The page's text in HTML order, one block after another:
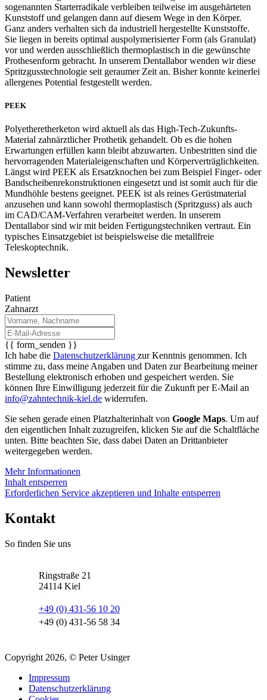
sogenannten Starterradikale verbleiben teilweise im ausgehärteten
Kunststoff und gelangen dann auf diesem Wege in den Körper.
Ganz anders verhalten sich da industriell hergestellte Kunststoffe.
Sie liegen in bereits optimal auspolymerisierter Form (als Granulat)
vor und werden ausschließlich thermoplastisch in die gewünschte
Prothesenform gebracht. In unserem Dentallabor wenden wir diese
Spritzgusstechnologie seit geraumer Zeit an. Bisher konnte keinerlei
allergenes Potential festgestellt werden.
PEEK
Polyetheretherketon wird aktuell als das High-Tech-Zukunfts-
Material zahnärztlicher Prothetik gehandelt. Ob es die hohen
Erwartungen erfüllen kann bleibt abzuwarten. Unbestritten sind die
hervorragenden Materialeigenschaften und Körperverträglichkeiten.
Längst wird PEEK als Ersatzknochen bei zum Beispiel Finger- oder
Bandscheibenrekonstruktionen eingesetzt und ist somit auch für die
Mundhöhle bestens geeignet. PEEK ist als reines Gerüstmaterial
anzusehen und kann sowohl thermoplastisch (Spritzguss) als auch
im CAD/CAM-Verfahren verarbeitet werden. In unserem
Dentallabor sind wir mit beiden Fertigungstechniken vertraut. Ein
typisches Einsatzgebiet ist beispielsweise die metallfreie
Teleskoptechnik.
Newsletter
Patient
Zahnarzt
{{ form_senden }}
Ich habe die Datenschutzerklärung zur Kenntnis genommen. Ich
stimme zu, dass meine Angaben und Daten zur Bearbeitung meiner
Bestellung elektronisch erhoben und gespeichert werden. Sie
können Ihre Einwilligung jederzeit für die Zukunft per E-Mail an
info@zahntechnik-kiel.de widerrufen.
Sie sehen gerade einen Platzhalterinhalt von Google Maps. Um auf
den eigentlichen Inhalt zuzugreifen, klicken Sie auf die Schaltfläche
unten. Bitte beachten Sie, dass dabei Daten an Drittanbieter
weitergegeben werden.
Mehr Informationen
Inhalt entsperren
Erforderlichen Service akzeptieren und Inhalte entsperren
Kontakt
So finden Sie uns
Ringstraße 21
24114 Kiel
+49 (0) 431-56 10 20
+49 (0) 431-56 58 34
Copyright 2026, © Peter Usinger
Impressum
Datenschutzerklärung